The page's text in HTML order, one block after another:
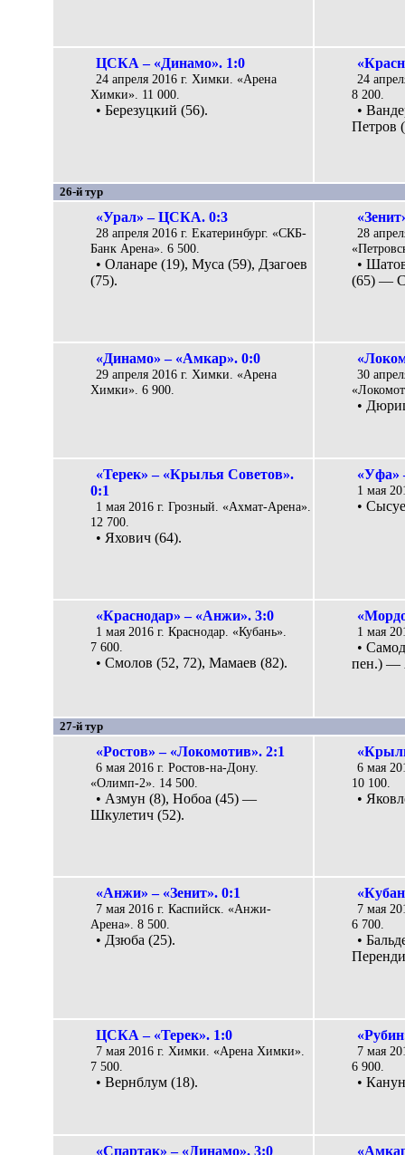
ЦСКА – «Динамо». 1:0
24 апреля 2016 г. Химки. «Арена
Химки». 11 000.
• Березуцкий (56).
24
8 200.
•
Петров
26-й тур
«Урал» – ЦСКА. 0:3
28 апреля 2016 г. Екатеринбург. «СКБ-
Банк Арена». 6 500.
• Оланаре (19), Муса (59), Дзагоев
(75).
28
•
(65) —
«Динамо» – «Амкар». 0:0
29 апреля 2016 г. Химки. «Арена
Химки». 6 900.
30
•
«Терек» – «Крылья Советов».
0:1
1 мая 2016 г. Грозный. «Ахмат-Арена».
12 700.
• Яхович (64).
«Уфа»
1 мая
•
«Краснодар» – «Анжи». 3:0
1 мая 2016 г. Краснодар. «Кубань».
7 600.
• Смолов (52, 72), Мамаев (82).
1 мая
•
пен.) —
27-й тур
«Ростов» – «Локомотив». 2:1
6 мая 2016 г. Ростов-на-Дону.
«Олимп-2». 14 500.
• Азмун (8), Нобоа (45) —
Шкулетич (52).
6 мая
10 100.
•
«Анжи» – «Зенит». 0:1
7 мая 2016 г. Каспийск. «Анжи-
Арена». 8 500.
• Дзюба (25).
7 мая
6 700.
•
ЦСКА – «Терек». 1:0
7 мая 2016 г. Химки. «Арена Химки».
7 500.
• Вернблум (18).
7 мая
6 900.
•
«Спартак» – «Динамо». 3:0